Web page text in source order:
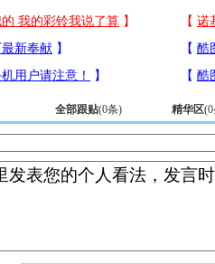
全部跟贴(0条) 精华区(0